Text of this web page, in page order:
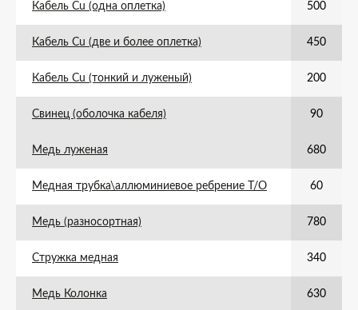
Кабель Cu (одна оплетка) 500
Кабель Cu (две и более оплетка) 450
Кабель Cu (тонкий и луженый) 200
Свинец (оболочка кабеля) 90
Медь луженая 680
Медная трубка\аллюминиевое ребрение Т/О 60
Медь (разносортная) 780
Стружка медная 340
Медь Колонка 630